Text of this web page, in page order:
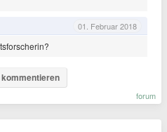
01. Februar 2018
kommentieren
forum